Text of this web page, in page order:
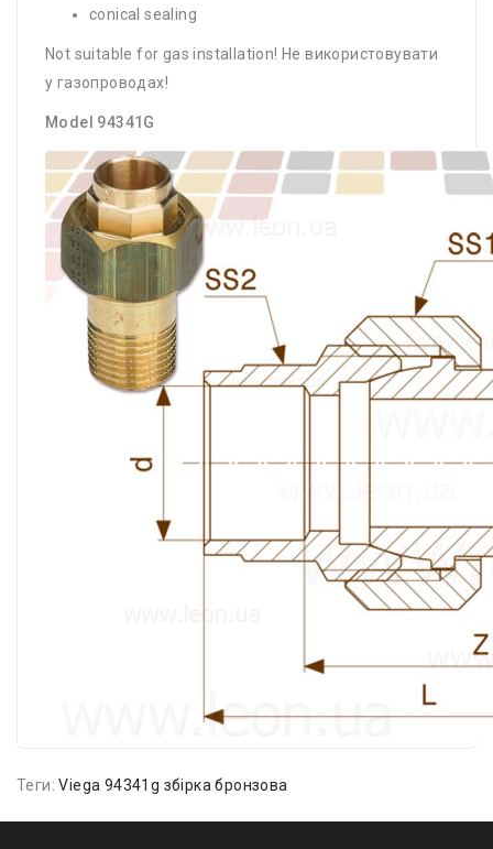
conical sealing
Not suitable for gas installation! Не використовувати
у газопроводах!
Model 94341G
Теги:Viega 94341g збірка бронзова